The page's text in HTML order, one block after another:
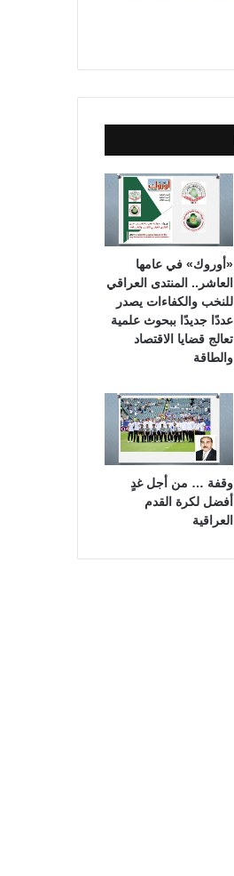
«أوروك» في عامها
العاشر.. المنتدى العراقي
للنخب والكفاءات يصدر
عددًا جديدًا ببحوث علمية
تعالج قضايا الاقتصاد
والطاقة
وقفة … من أجل غدٍ
أفضل لكرة القدم
العراقية